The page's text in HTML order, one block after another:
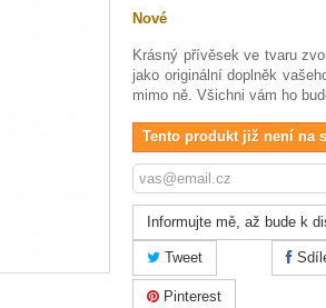
Nové
Krásný přívěsek ve tvaru
jako originální doplněk
mimo ně. Všichni vám ho
Tento produkt již není na
Informujte mě, až bude k
Tweet
Pinterest